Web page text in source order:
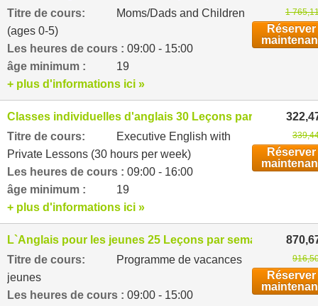
Titre de cours:
Moms/Dads and Children
(ages 0-5)
Les heures de cours : 09:00 - 15:00
âge minimum :
19
1
Réserver
+ plus d'informations ici »
Classes individuelles d'anglais 30 Leçons par semaine
Titre de cours:
Executive English with
Private Lessons (30 hours per week)
Les heures de cours : 09:00 - 16:00
âge minimum :
19
Réserver
+ plus d'informations ici »
L`Anglais pour les jeunes 25 Leçons par semaine
Titre de cours:
Programme de vacances
jeunes
Les heures de cours : 09:00 - 15:00
Réserver